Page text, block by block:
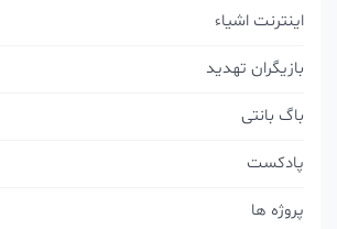
اینترنت اشیاء
بازیگران تهدید
باگ بانتی
پادکست
پروژه ها